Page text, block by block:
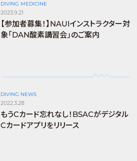
DIVING MEDICINE
2023.9.21
【参加者募集！】NAUIインストラクター対
象「DAN酸素講習会」のご案内
DIVING NEWS
2022.3.28
もうCカード忘れなし！BSACがデジタル
Cカードアプリをリリース